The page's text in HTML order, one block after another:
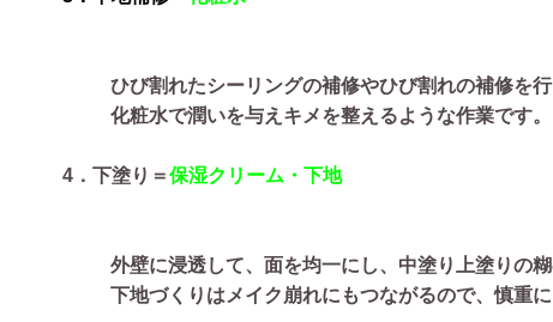
ひび割れたシーリングの補修やひび割れの補修を行
化粧水で潤いを与えキメを整えるような作業です。
4．下塗り＝保湿クリーム・下地
外壁に浸透して、面を均一にし、中塗り上塗りの
下地づくりはメイク崩れにもつながるので、慎重に